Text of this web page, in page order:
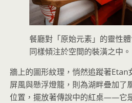
餐廳對「原始元素」的靈性
同樣傾注於空間的裝潢之中。
牆上的圖形紋理，悄然追蹤著Etan
屏風與懸浮燈籠，則為湖畔疊加了
位置，擺放著傳說中的紅桌——它